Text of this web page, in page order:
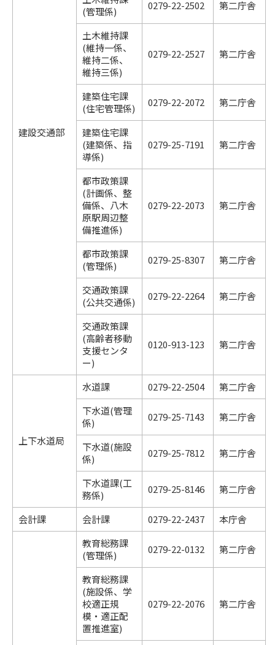
建設交通部
(管理係)
0279-22-2502 第二庁舎
土木維持課
(維持一係、
維持二係、
維持三係)
0279-22-2527 第二庁舎
建築住宅課
(住宅管理係)
0279-22-2072 第二庁舎
建築住宅課
(建築係、指
導係)
0279-25-7191 第二庁舎
都市政策課
(計画係、整
備係、八木
原駅周辺整
備推進係)
0279-22-2073 第二庁舎
都市政策課
(管理係)
0279-25-8307 第二庁舎
交通政策課
(公共交通係)
0279-22-2264 第二庁舎
交通政策課
(高齢者移動
支援センタ
ー)
0120-913-123 第二庁舎
上下水道局
水道課 0279-22-2504
第二庁舎
下水道(管理
係)
0279-25-7143 第二庁舎
下水道(施設
係)
0279-25-7812 第二庁舎
下水道課(工
務係)
0279-25-8146 第二庁舎
会計課 会計課 0279-22-2437 本庁舎
教育総務課
(管理係)
0279-22-0132 第二庁舎
教育総務課
(施設係、学
校適正規
模・適正配
置推進室)
0279-22-2076 第二庁舎